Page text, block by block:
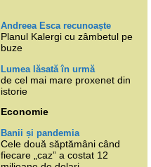
Andreea Esca recunoaște
Planul Kalergi cu zâmbetul pe
buze
Lumea lăsată în urmă
de cel mai mare proxenet din
istorie
Economie
Banii și pandemia
Cele două săptămâni când
fiecare „caz” a costat 12